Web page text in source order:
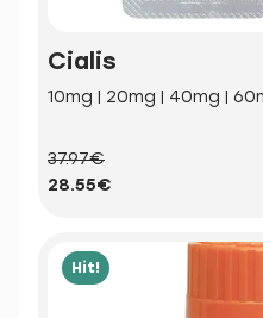
Cialis
10mg | 20mg | 40mg |
37.97€
28.55€
Hit!